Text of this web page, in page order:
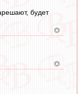
будет